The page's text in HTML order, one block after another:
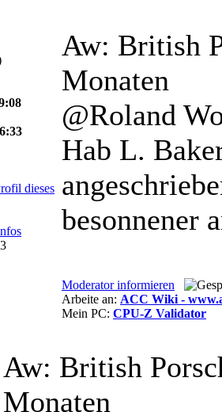
Aw: British
Monaten
@Roland
Hab L.
besonnener
Moderator informieren
Arbeite an: ACC Wiki -
Mein PC: CPU-Z Validator
Aw: British
Monaten